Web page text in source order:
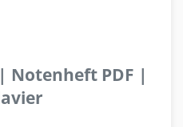
Notenheft PDF |